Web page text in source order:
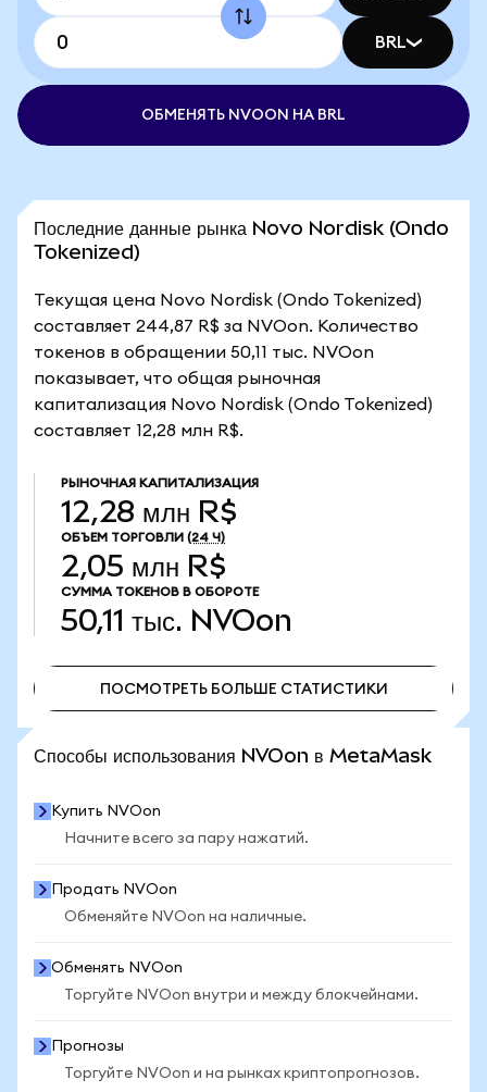
BRL
ОБМЕНЯТЬ NVOON НА BRL
Последние данные рынка Novo Nordisk (Ondo
Tokenized)
Текущая цена Novo Nordisk (Ondo Tokenized)
составляет 244,87 R$ за NVOon. Количество
токенов в обращении 50,11 тыс. NVOon
показывает, что общая рыночная
капитализация Novo Nordisk (Ondo Tokenized)
составляет 12,28 млн R$.
РЫНОЧНАЯ КАПИТАЛИЗАЦИЯ
12,28 млн R$
ОБЪЕМ ТОРГОВЛИ (24 Ч)
2,05 млн R$
СУММА ТОКЕНОВ В ОБОРОТЕ
50,11 тыс. NVOon
ПОСМОТРЕТЬ БОЛЬШЕ СТАТИСТИКИ
Способы использования NVOon в MetaMask
Купить NVOon
Начните всего за пару нажатий.
Продать NVOon
Обменяйте NVOon на наличные.
Обменять NVOon
Торгуйте NVOon внутри и между блокчейнами.
Прогнозы
Торгуйте NVOon и на рынках криптопрогнозов.